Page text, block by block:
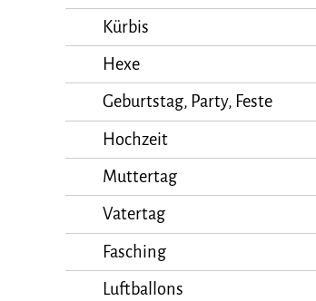
Kürbis
Hexe
Geburtstag, Party, Feste
Hochzeit
Muttertag
Vatertag
Fasching
Luftballons